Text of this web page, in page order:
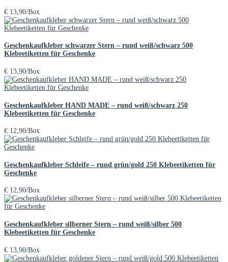
€ 13,90/Box
Geschenkaufkleber schwarzer Stern – rund weiß/schwarz 500
Klebeetiketten für Geschenke
€ 13,90/Box
Geschenkaufkleber HAND MADE – rund weiß/schwarz 250
Klebeetiketten für Geschenke
€ 12,90/Box
Geschenkaufkleber Schleife – rund grün/gold 250 Klebeetiketten für
Geschenke
€ 12,90/Box
Geschenkaufkleber silberner Stern – rund weiß/silber 500
Klebeetiketten für Geschenke
€ 13,90/Box